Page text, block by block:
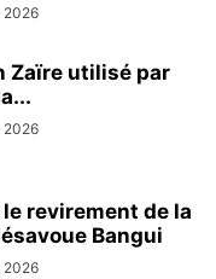
2026
Zaïre utilisé par
2026
revirement de la
Bangui
2026